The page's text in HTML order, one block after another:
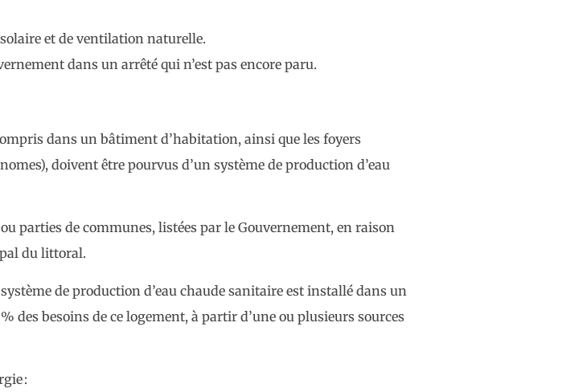
et de ventilation naturelle.
dans un arrêté qui n’est pas encore paru.
dans un bâtiment d’habitation, ainsi que les foyers
doivent être pourvus d’un système de production d’eau
parties de communes, listées par le Gouvernement, en raison
du littoral.
de production d’eau chaude sanitaire est installé dans un
des besoins de ce logement, à partir d’une ou plusieurs sources
: